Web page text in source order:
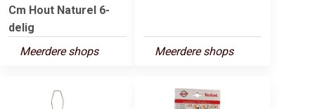
Cm Hout Naturel 6-
delig
Meerdere shops
Meerdere shops